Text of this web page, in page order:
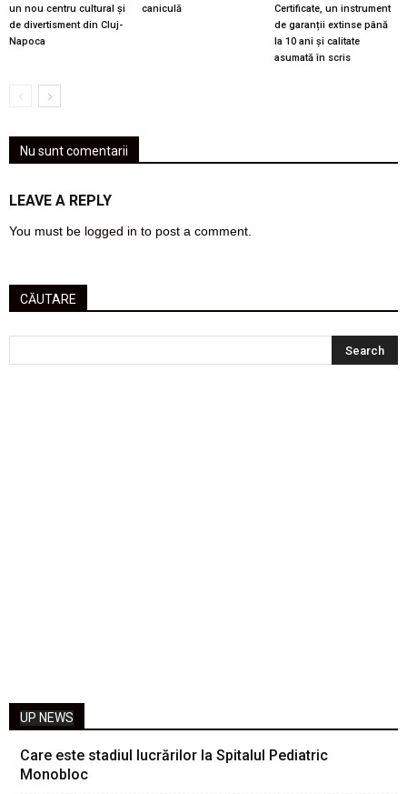
un nou centru cultural și
de divertisment din Cluj-
Napoca
caniculă
Certificate, un instrument
de garanții extinse până
la 10 ani și calitate
asumată în scris
Nu sunt comentarii
LEAVE A REPLY
You must be logged in to post a comment.
CĂUTARE
UP NEWS
Care este stadiul lucrărilor la Spitalul Pediatric
Monobloc